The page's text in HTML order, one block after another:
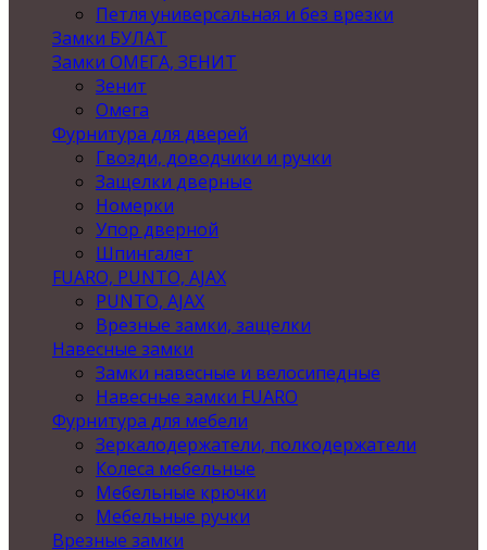
Петля универсальная и без врезки
Замки БУЛАТ
Замки ОМЕГА, ЗЕНИТ
Зенит
Омега
Фурнитура для дверей
Гвозди, доводчики и ручки
Защелки дверные
Номерки
Упор дверной
Шпингалет
FUARO, PUNTO, AJAX
PUNTO, AJAX
Врезные замки, защелки
Навесные замки
Замки навесные и велосипедные
Навесные замки FUARO
Фурнитура для мебели
Зеркалодержатели, полкодержатели
Колеса мебельные
Мебельные крючки
Мебельные ручки
Врезные замки